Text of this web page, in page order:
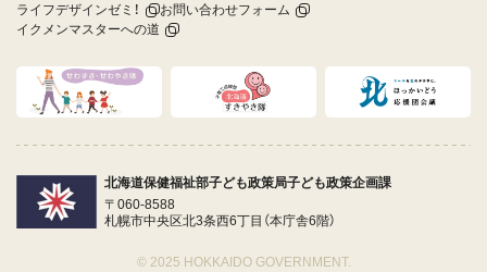
ライフデザインゼミ！
お問い合わせフォーム
イクメンマスターへの道
北海道保健福祉部子ども政策局子ども政策企画課
〒060-8588
札幌市中央区北3条西6丁目（本庁舎6階）
© 2025 HOKKAIDO GOVERNMENT.